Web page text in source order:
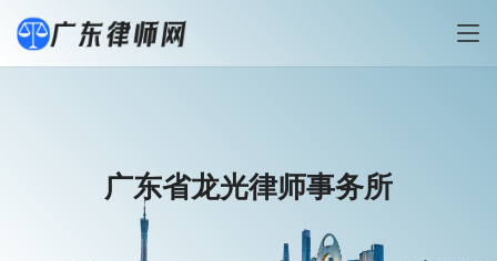
广东省龙光律师事务所